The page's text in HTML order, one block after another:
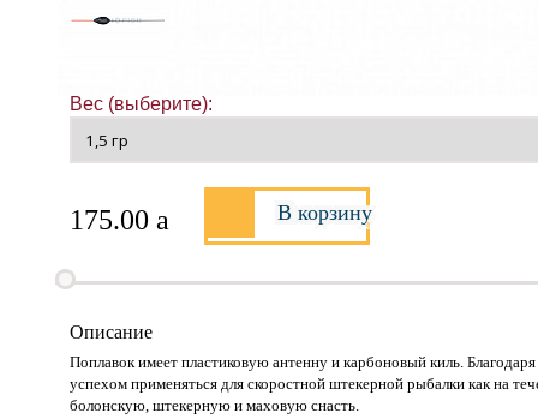
Вес (выберите):
175.00 a В корзину
Описание
Поплавок имеет пластиковую антенну и карбоновый киль.
успехом применяться для скоростной штекерной рыбалки как на
болонскую, штекерную и маховую снасть.